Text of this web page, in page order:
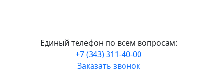
Единый телефон по всем вопросам:
+7 (343) 311-40-00
Заказать звонок